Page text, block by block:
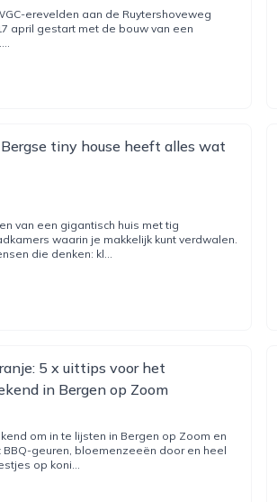
erevelden aan de Ruytershoveweg
april gestart met de bouw van een
tiny house heeft alles wat
van een gigantisch huis met tig
waarin je makkelijk kunt verdwalen.
die denken: kl...
5 x uittips voor het
in Bergen op Zoom
om in te lijsten in Bergen op Zoom en
BBQ-geuren, bloemenzeeën door en heel
op koni...